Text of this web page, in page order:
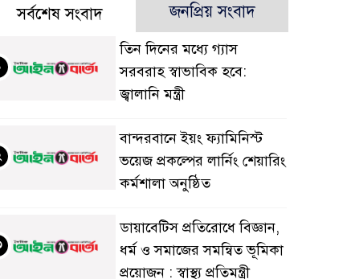
সর্বশেষ সংবাদ জনপ্রিয় সংবাদ
তিন দিনের মধ্যে গ্যাস
সরবরাহ স্বাভাবিক হবে:
জ্বালানি মন্ত্রী
বান্দরবানে ইয়ং ফ্যামিনিস্ট
ভয়েজ প্রকল্পের লার্নিং শেয়ারিং
কর্মশালা অনুষ্ঠিত
ডায়াবেটিস প্রতিরোধে বিজ্ঞান,
ধর্ম ও সমাজের সমন্বিত ভূমিকা
প্রয়োজন : স্বাস্থ্য প্রতিমন্ত্রী